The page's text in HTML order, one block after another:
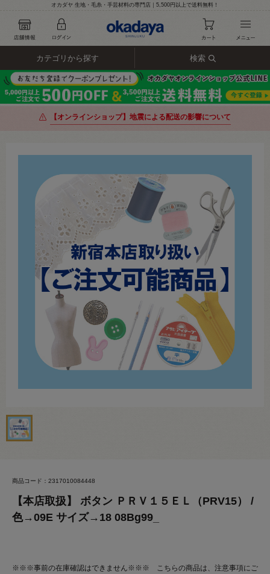
オカダヤ 生地・毛糸・手芸材料の専門店｜5,500円以上で送料無料！
カテゴリから探す 検索
【オンラインショップ】地震による配送の影響について
商品コード：2317010084448
【本店取扱】 ボタン ＰＲＶ１５ＥＬ（PRV15） /
色→09E サイズ→18 08Bg99_
※※※事前の在庫確認はできません※※※ こちらの商品は、注意事項にご